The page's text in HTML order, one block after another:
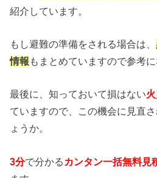
紹介しています。
もし避難の準備をされる場合は、
情報 もまとめていますので参考に
最後に、知っておいて損はない
ていますので、この機会に見直
ょうか。
3分で分かる カンタン一括無料見